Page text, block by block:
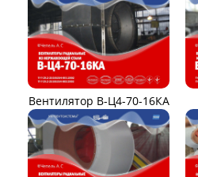
Вентилятор В-Ц4-70-16КА